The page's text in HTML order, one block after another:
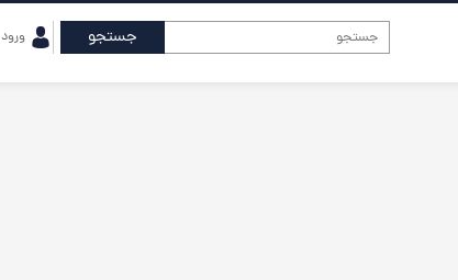
ورود جستجو